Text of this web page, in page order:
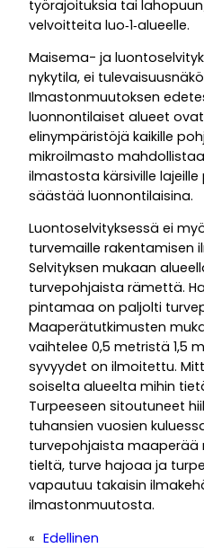
työrajoituksia tai
velvoitteita luo‑1‑alueelle.
Maisema- ja
nykytila, ei
Ilmastonmuutoksen
luonnontilaiset alueet
elinympäristöjä kaikille
mikroilmasto
ilmastosta kärsiville
säästää luonnontilaisina.
Luontoselvityksessä ei
turvemaille rakentamisen
Selvityksen mukaan
turvepohjaista rämettä.
pintamaa on paljolti
Maaperätutkimusten
vaihtelee 0,5 metristä 1,5
syvyydet on ilmoitettu.
soiselta alueelta mihin
Turpeeseen sitoutuneet
tuhansien vuosien
turvepohjaista maaperää
tieltä, turve hajoaa ja
vapautuu takaisin
ilmastonmuutosta.
« Edellinen